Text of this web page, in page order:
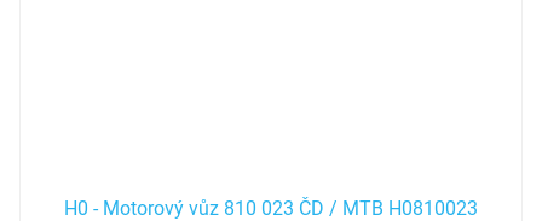
H0 - Motorový vůz 810 023 ČD / MTB H0810023